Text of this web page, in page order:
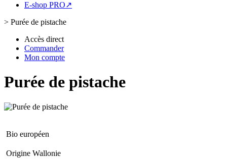
E-shop PRO↗
> Purée de pistache
Accès direct
Commander
Mon compte
Purée de pistache
Bio européen
Origine Wallonie